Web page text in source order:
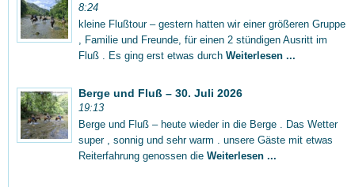
8:24
kleine Flußtour – gestern hatten wir einer größeren Gruppe
, Familie und Freunde, für einen 2 stündigen Ausritt im
Fluß . Es ging erst etwas durch Weiterlesen ...
Berge und Fluß – 30. Juli 2026
19:13
Berge und Fluß – heute wieder in die Berge . Das Wetter
super , sonnig und sehr warm . unsere Gäste mit etwas
Reiterfahrung genossen die Weiterlesen ...